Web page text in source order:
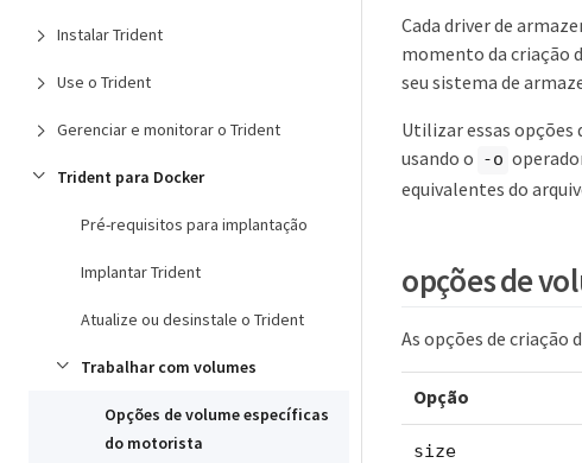
Instalar Trident
Use o Trident
Gerenciar e monitorar o Trident
Trident para Docker
Pré-requisitos para implantação
Implantar Trident
Atualize ou desinstale o Trident
Trabalhar com volumes
Opções de volume específicas
do motorista
Cada driver de
momento da criação
seu sistema de
Utilizar essas opções
usando o -o
equivalentes do
opções de
As opções de criação
Opção
size